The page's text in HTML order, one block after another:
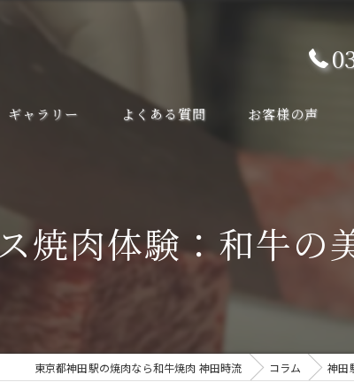
ギャラリー よくある質問 お客様の声
焼肉体験：和牛の
東京都神田駅の焼肉なら和牛焼肉 神田時流 コラム 神田